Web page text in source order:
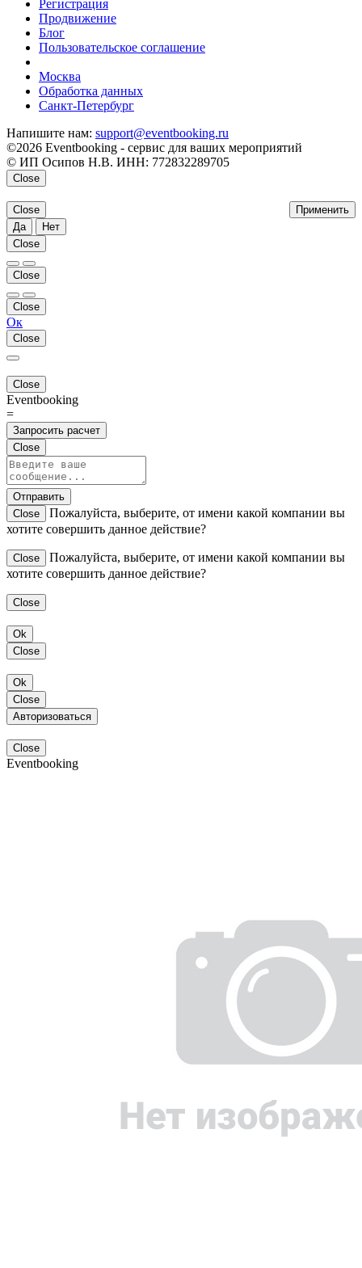
Регистрация
Продвижение
Блог
Пользовательское соглашение
Москва
Обработка данных
Санкт-Петербург
Напишите нам: support@eventbooking.ru
©2026 Eventbooking - сервис для ваших мероприятий
© ИП Осипов Н.В. ИНН: 772832289705
Close
Применить
Close
Да
Нет
Close
Close
Close
Ок
Close
Close
Eventbooking
=
Запросить расчет
Close
Отправить
Close
Пожалуйста, выберите, от имени какой компании вы
хотите совершить данное действие?
Close
Пожалуйста, выберите, от имени какой компании вы
хотите совершить данное действие?
Close
Ok
Close
Ok
Close
Авторизоваться
Close
Eventbooking